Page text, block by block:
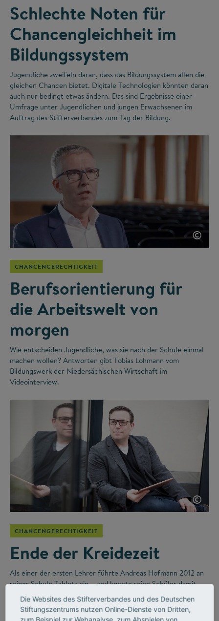
Schlechte Noten für
Chancengleichheit im
Bildungssystem
Jugendliche zweifeln daran, dass das Bildungssystem allen die
gleichen Chancen bietet. Digitale Technologien könnten daran
auch nur bedingt etwas ändern. Das sind Ergebnisse einer
Umfrage unter Jugendlichen und jungen Erwachsenen im
Auftrag des Stifterverbandes zum Tag der Bildung.
©
CHANCENGERECHTIGKEIT
Berufsorientierung für
die Arbeitswelt von
morgen
Wie entscheiden Jugendliche, was sie nach der Schule einmal
machen wollen? Antworten gibt Tobias Lohmann vom
Bildungswerk der Niedersächischen Wirtschaft im
Videointerview.
©
CHANCENGERECHTIGKEIT
Ende der Kreidezeit
Als einer der ersten Lehrer führte Andreas Hofmann 2012 an
seiner Schule Tablets ein – und konnte seine Schüler damit
individueller unterstützen als zuvor. Heute betreut er andere
Schulen, Schulträger und Ausbildungsbetriebe beim
Transformationsprozess.
Die Websites des Stifterverbandes und des Deutschen
Stiftungszentrums nutzen Online-Dienste von Dritten,
zum Beispiel zur Webanalyse, zum Abspielen von